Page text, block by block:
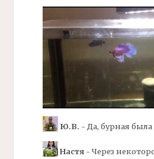
Ю.В. - Да, бурная была
Настя- Через